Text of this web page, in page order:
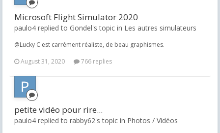
Microsoft Flight Simulator 2020
paulo4 replied to Gondel's topic in Les autres simulateurs
@Lucky C'est carrément réaliste, de beau graphismes.
August 31, 2020
766 replies
petite vidéo pour rire...
paulo4 replied to rabby62's topic in Photos / Vidéos